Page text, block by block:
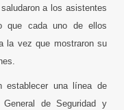
a los asistentes
que cada uno de ellos
la vez que mostraron su
establecer una línea de
de Seguridad y